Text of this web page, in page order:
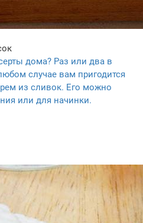
дома? Раз или два в
случае вам пригодится
из сливок. Его можно
или для начинки.